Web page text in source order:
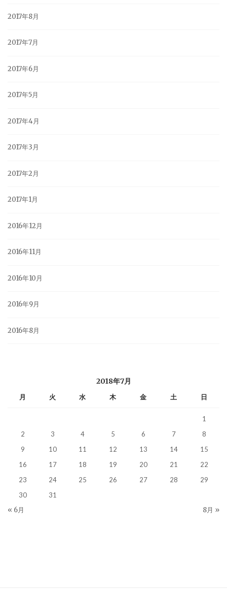
2017年8月
2017年7月
2017年6月
2017年5月
2017年4月
2017年3月
2017年2月
2017年1月
2016年12月
2016年11月
2016年10月
2016年9月
2016年8月
2018年7月
月 火 水 木 金 土 日
1
2
3 4 5 6 7
8
9
10 11 12 13 14
15
16
17 18 19 20 21
22
23
24 25 26 27 28
29
30
31
« 6月 8月 »